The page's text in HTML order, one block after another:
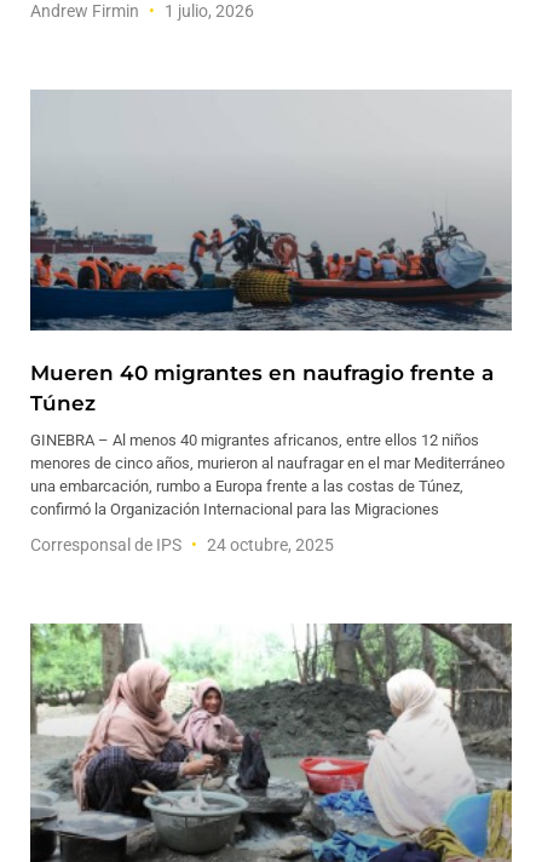
Andrew Firmin 1 julio, 2026
Mueren 40 migrantes en naufragio frente a
Túnez
GINEBRA – Al menos 40 migrantes africanos, entre ellos 12 niños
menores de cinco años, murieron al naufragar en el mar Mediterráneo
una embarcación, rumbo a Europa frente a las costas de Túnez,
confirmó la Organización Internacional para las Migraciones
Corresponsal de IPS 24 octubre, 2025